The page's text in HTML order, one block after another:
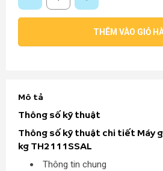
THÊM VÀO GIỎ
Mô tả
Thông số kỹ thuật
Thông số kỹ thuật chi tiết Máy
kg TH2111SSAL
Thông tin chung